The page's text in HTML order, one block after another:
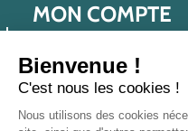
Bienvenue !
C'est nous les cookies !
Nous utilisons des cookies
MON COMPTE